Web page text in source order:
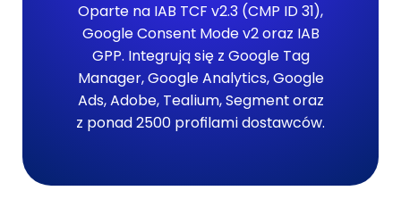
Oparte na IAB TCF v2.3 (CMP ID 31),
Google Consent Mode v2 oraz IAB
GPP. Integrują się z Google Tag
Manager, Google Analytics, Google
Ads, Adobe, Tealium, Segment oraz
z ponad 2500 profilami dostawców.